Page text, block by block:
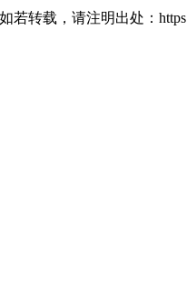
若转载，请注明出处：